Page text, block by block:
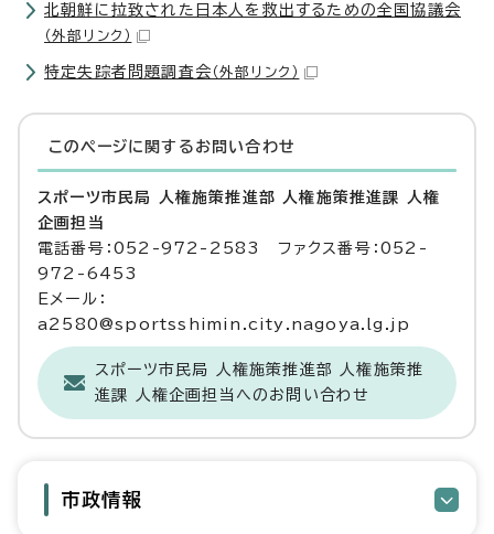
北朝鮮に拉致された日本人を救出するための全国協議会
（外部リンク）
特定失踪者問題調査会 （外部リンク）
このページに関する お問い合わせ
スポーツ市民局 人権施策推進部 人権施策推進課 人権
企画担当
電話番号：052-972-2583 ファクス番号：052-
972-6453
Eメール：
a2580@sportsshimin.city.nagoya.lg.jp
スポーツ市民局 人権施策推進部 人権施策推
進課 人権企画担当へのお問い合わせ
市政情報